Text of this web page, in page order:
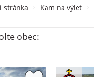
stránka Kam na výlet
obec: